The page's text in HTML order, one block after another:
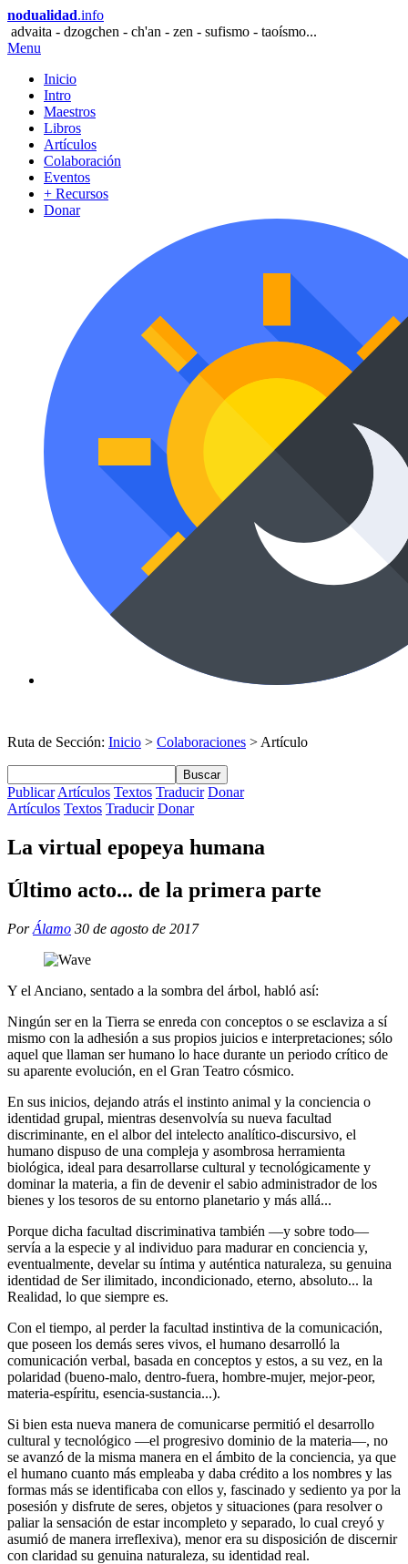
nodualidad.info
advaita - dzogchen - ch'an - zen - sufismo - taoísmo...
Menu
Inicio
Intro
Maestros
Libros
Artículos
Colaboración
Eventos
+ Recursos
Donar
Ruta de Sección: Inicio > Colaboraciones > Artículo
Buscar
Publicar Artículos Textos Traducir Donar
Artículos Textos Traducir Donar
La virtual epopeya humana
Último acto... de la primera parte
PorÁlamo 30 de agosto de 2017
Y el Anciano, sentado a la sombra del árbol, habló así:
Ningún ser en la Tierra se enreda con conceptos o se esclaviza a sí
mismo con la adhesión a sus propios juicios e interpretaciones; sólo
aquel que llaman ser humano lo hace durante un periodo crítico de
su aparente evolución, en el Gran Teatro cósmico.
En sus inicios, dejando atrás el instinto animal y la conciencia o
identidad grupal, mientras desenvolvía su nueva facultad
discriminante, en el albor del intelecto analítico-discursivo, el
humano dispuso de una compleja y asombrosa herramienta
biológica, ideal para desarrollarse cultural y tecnológicamente y
dominar la materia, a fin de devenir el sabio administrador de los
bienes y los tesoros de su entorno planetario y más allá...
Porque dicha facultad discriminativa también ―y sobre todo―
servía a la especie y al individuo para madurar en conciencia y,
eventualmente, develar su íntima y auténtica naturaleza, su genuina
identidad de Ser ilimitado, incondicionado, eterno, absoluto... la
Realidad, lo que siempre es.
Con el tiempo, al perder la facultad instintiva de la comunicación,
que poseen los demás seres vivos, el humano desarrolló la
comunicación verbal, basada en conceptos y estos, a su vez, en la
polaridad (bueno-malo, dentro-fuera, hombre-mujer, mejor-peor,
materia-espíritu, esencia-sustancia...).
Si bien esta nueva manera de comunicarse permitió el desarrollo
cultural y tecnológico ―el progresivo dominio de la materia―, no
se avanzó de la misma manera en el ámbito de la conciencia, ya que
el humano cuanto más empleaba y daba crédito a los nombres y las
formas más se identificaba con ellos y, fascinado y sediento ya por la
posesión y disfrute de seres, objetos y situaciones (para resolver o
paliar la sensación de estar incompleto y separado, lo cual creyó y
asumió de manera irreflexiva), menor era su disposición de discernir
con claridad su genuina naturaleza, su identidad real.